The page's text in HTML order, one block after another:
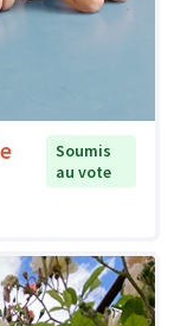
Soumis
au vote